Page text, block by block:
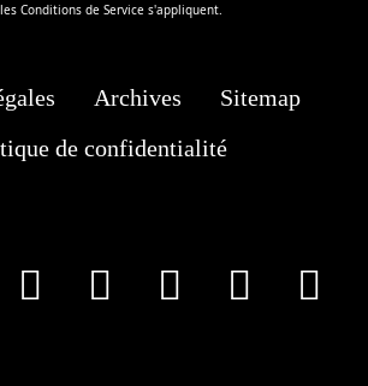
Conditions de Service s'appliquent.
Archives
Sitemap
de confidentialité
Instagram
Youtube
Tik Tok